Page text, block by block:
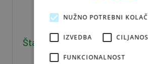
Štafla J/S 5*8*400 - 0,016 m3/
NUŽNO POTREBNI
IZVEDBA
FUNKCIONALNOST